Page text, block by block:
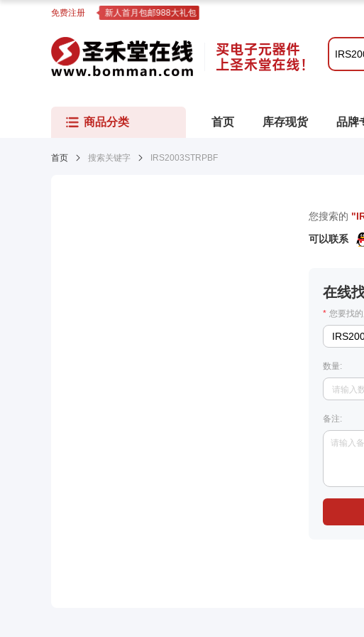
免费注册 新人首月包邮988大礼包
商品分类 首页 库存现货 品牌
首页 搜索关键字 IRS2003STRPBF
您搜索的 "
可以联系
在线
* 您要找
数量:
备注: